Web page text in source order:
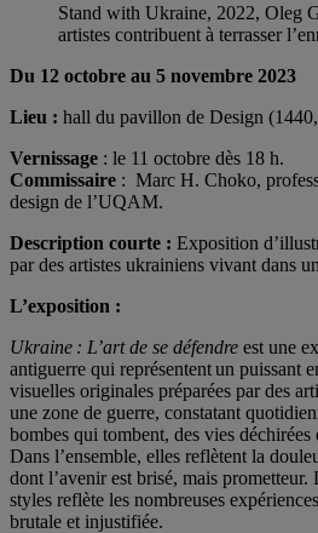
Stand with Ukraine, 2022, Oleg
artistes contribuent à terrasser
Du 12 octobre au 5 novembre 2023
Lieu : hall du pavillon de Design
Vernissage : le 11 octobre dès 18 h.
Commissaire : Marc H. Choko,
design de l’UQAM.
Description courte : Exposition
par des artistes ukrainiens vivant dans
L’exposition :
Ukraine : L’art de se défendre est une
antiguerre qui représentent un puissant
visuelles originales préparées par des
une zone de guerre, constatant
bombes qui tombent, des vies déchirées
Dans l’ensemble, elles reflètent la
dont l’avenir est brisé, mais prometteur.
styles reflète les nombreuses
brutale et injustifiée.